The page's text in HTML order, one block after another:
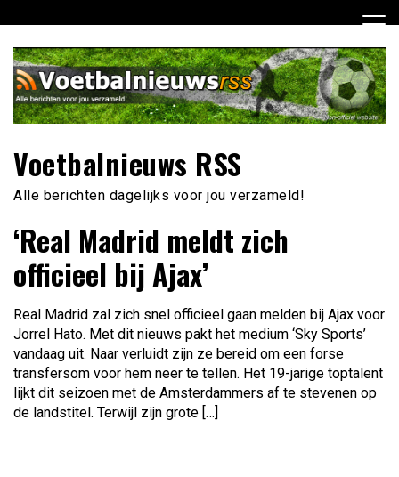
naar
inhoud
Voetbalnieuws RSS
Alle berichten dagelijks voor jou verzameld!
‘Real Madrid meldt zich
officieel bij Ajax’
Real Madrid zal zich snel officieel gaan melden bij Ajax voor
Jorrel Hato. Met dit nieuws pakt het medium ‘Sky Sports’
vandaag uit. Naar verluidt zijn ze bereid om een forse
transfersom voor hem neer te tellen. Het 19-jarige toptalent
lijkt dit seizoen met de Amsterdammers af te stevenen op
de landstitel. Terwijl zijn grote […]